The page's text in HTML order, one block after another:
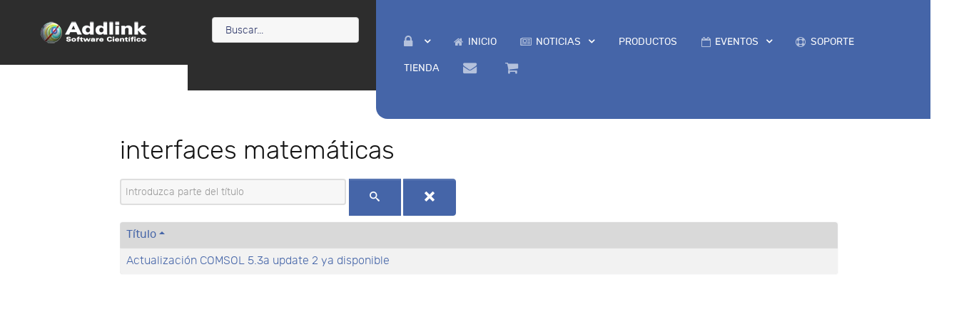
INICIO NOTICIAS PRODUCTOS EVENTOS SOPORTE
TIENDA
interfaces matemáticas
Introduzca parte del título
Título
Actualización COMSOL 5.3a update 2 ya disponible